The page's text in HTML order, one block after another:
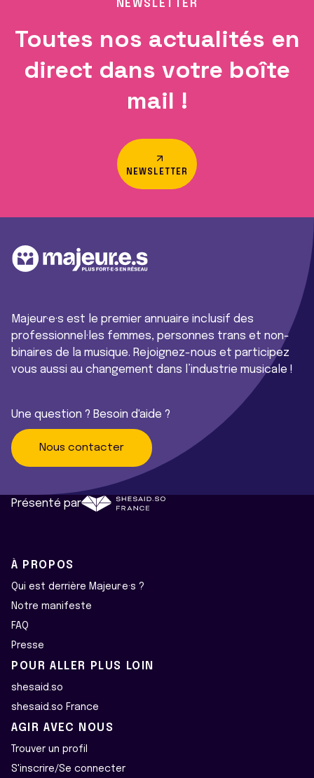
NEWSLETTER
Toutes nos actualités en
direct dans votre boîte
mail !
NEWSLETTER
Majeur·e·s est le premier annuaire inclusif des
professionnel·les femmes, personnes trans et non-
binaires de la musique. Rejoignez-nous et participez
vous aussi au changement dans l’industrie musicale !
Une question ? Besoin d'aide ?
Nous contacter
Présenté par
À PROPOS
Qui est derrière Majeur·e·s ?
Notre manifeste
FAQ
Presse
POUR ALLER PLUS LOIN
shesaid.so
shesaid.so France
AGIR AVEC NOUS
Trouver un profil
S'inscrire/Se connecter